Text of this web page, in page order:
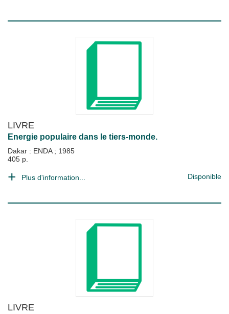
LIVRE
Energie populaire dans le tiers-monde.
Dakar : ENDA ; 1985
405 p.
Plus d'information... Disponible
LIVRE